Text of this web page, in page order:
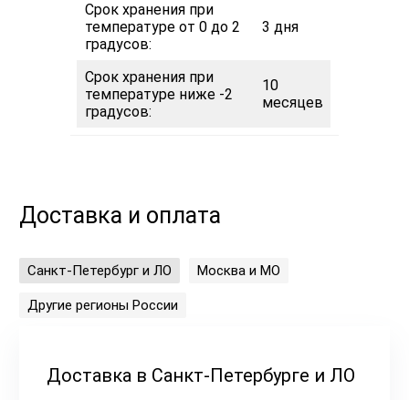
Срок хранения при
температуре от 0 до 2
градусов:
3 дня
Срок хранения при
температуре ниже -2
градусов:
10
месяцев
Доставка и оплата
Санкт-Петербург и ЛО Москва и МО
Другие регионы России
Доставка в Санкт-Петербурге и ЛО